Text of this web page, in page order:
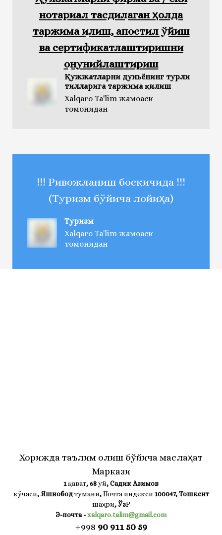
нотариал тасдиқлаган ҳолда
таржима қилиш, апостил қўйиш
ва сертификатлаштиришни
қонунийлаштириш
Қужжатларни дуньёнинг турли
тилларига таржима қилиш
Xalqaro Ta'lim жамоаси
томонидан
!!! Ривожланиш босқичида !!!
(Туризм бўйича лойиҳа)
Туризм
Xalqaro Ta'lim жамоаси
томонидан
Хорижда таълим олиш бўйича маслаҳат
Маркази
1қават, 68уй, Садик Азимов
кўчаси, Яшнободтумани,Почта индекси 100047, Тошкент
шаҳри,ЎзР
Э-почта-xalqaro.talim@gmail.com
+998 90 911 50 59